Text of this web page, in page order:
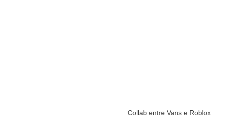
Collab entre Vans e Roblox